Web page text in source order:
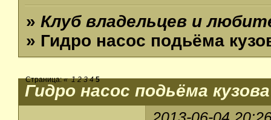
»Клуб владельцев и
» Гидро насос подьёма
Гидро насос подьёма кузова
Страница:« 1 2 3 4 5